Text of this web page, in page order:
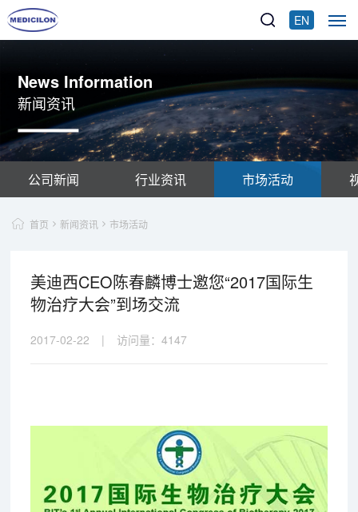
EN
News Information
新闻资讯
公司新闻 行业资讯 市场活动
首页 新闻资讯 市场活动
美迪西CEO陈春麟博士邀您“2017国际生
物治疗大会”到场交流
2017-02-22 | 访问量：4147